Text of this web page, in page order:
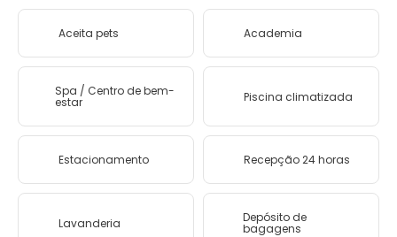
Aceita pets Academia
Spa / Centro de bem-
estar Piscina climatizada
Estacionamento Recepção 24 horas
Lavanderia Depósito de
bagagens